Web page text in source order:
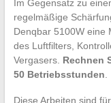
Im Gegensatz zu
regelmäßige
Denqbar 5100W eine
des Luftfilters,
Vergasers. Rechnen
50 Betriebsstunden.
Diese Arbeiten sind